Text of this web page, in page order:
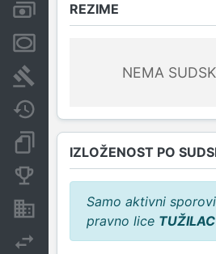
Računi i blokade
Sudski sporovi
Dokumenti i objave
Nekretnine i imovina
Izvoz
REZIME
NEMA
IZLOŽENOST PO
Samo aktivni
pravno lice TUŽILAC